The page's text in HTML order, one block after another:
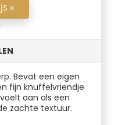
»
Bevat een eigen
fijn knuffelvriendje
aan als een
zachte textuur.